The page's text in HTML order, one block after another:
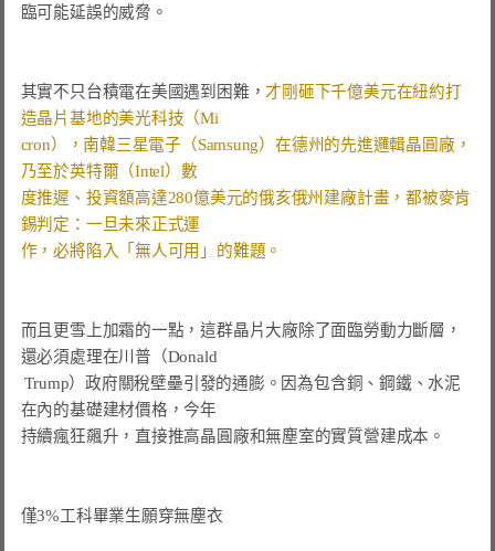
臨可能延誤的威脅。
其實不只台積電在美國遇到困難， 才剛砸下千億美元在紐約打
cron），南韓三星電子（Samsung）在德州的先進邏輯晶圓廠，
度推遲、投資額高達280億美元的俄亥俄州建廠計畫，都被麥肯
作，必將陷入「無人可用」的難題。
而且更雪上加霜的一點，這群晶片大廠除了面臨勞動力斷層，
還必須處理在川普（Donald
Trump）政府關稅壁壘引發的通膨。因為包含銅、鋼鐵、水泥
在內的基礎建材價格，今年
持續瘋狂飆升，直接推高晶圓廠和無塵室的實質營建成本。
僅3%工科畢業生願穿無塵衣